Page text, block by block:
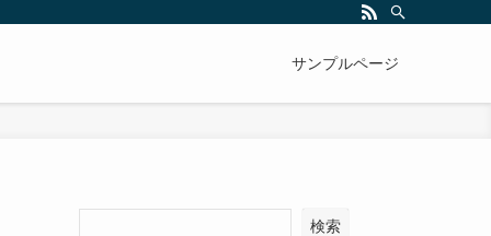
サンプルページ
検索